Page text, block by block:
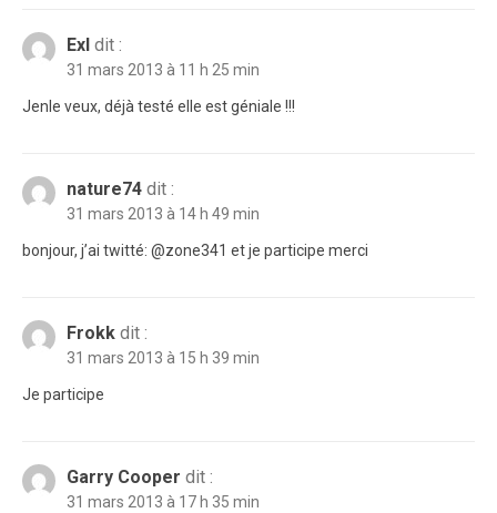
Exl dit :
31 mars 2013 à 11 h 25 min
Jenle veux, déjà testé elle est géniale !!!
nature74 dit :
31 mars 2013 à 14 h 49 min
bonjour, j’ai twitté: @zone341 et je participe merci
Frokk dit :
31 mars 2013 à 15 h 39 min
Je participe
Garry Cooper dit :
31 mars 2013 à 17 h 35 min